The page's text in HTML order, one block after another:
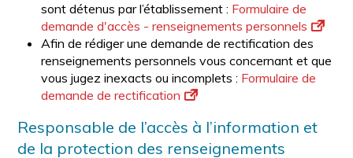
sont détenus par l’établissement : Formulaire de
demande d'accès - renseignements personnels
Afin de rédiger une demande de rectification des
renseignements personnels vous concernant et que
vous jugez inexacts ou incomplets : Formulaire de
demande de rectification
Responsable de l’accès à l’information et
de la protection des renseignements